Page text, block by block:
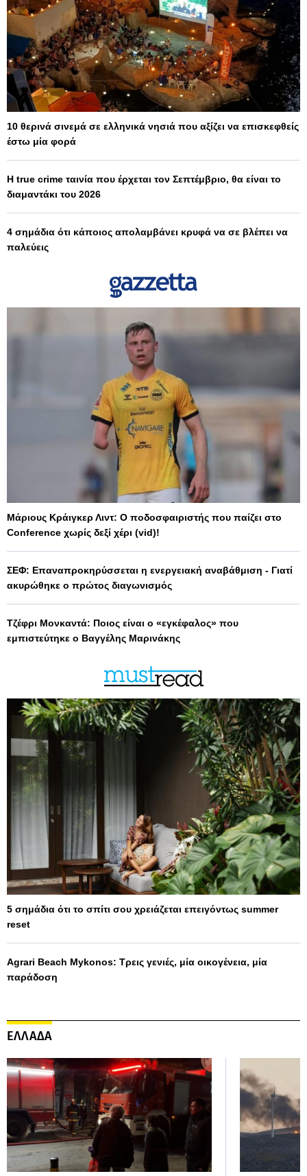
10 θερινά σινεμά σε ελληνικά νησιά που αξίζει να επισκεφθείς
έστω μία φορά
Η true crime ταινία που έρχεται τον Σεπτέμβριο, θα είναι το
διαμαντάκι του 2026
4 σημάδια ότι κάποιος απολαμβάνει κρυφά να σε βλέπει να
παλεύεις
Μάριους Κράιγκερ Λιντ: Ο ποδοσφαιριστής που παίζει στο
Conference χωρίς δεξί χέρι (vid)!
ΣΕΦ: Επαναπροκηρύσσεται η ενεργειακή αναβάθμιση - Γιατί
ακυρώθηκε ο πρώτος διαγωνισμός
Τζέφρι Μονκαντά: Ποιος είναι ο «εγκέφαλος» που
εμπιστεύτηκε ο Βαγγέλης Μαρινάκης
5 σημάδια ότι το σπίτι σου χρειάζεται επειγόντως summer
reset
Agrari Beach Mykonos: Τρεις γενιές, μία οικογένεια, μία
παράδοση
ΕΛΛΑΔΑ